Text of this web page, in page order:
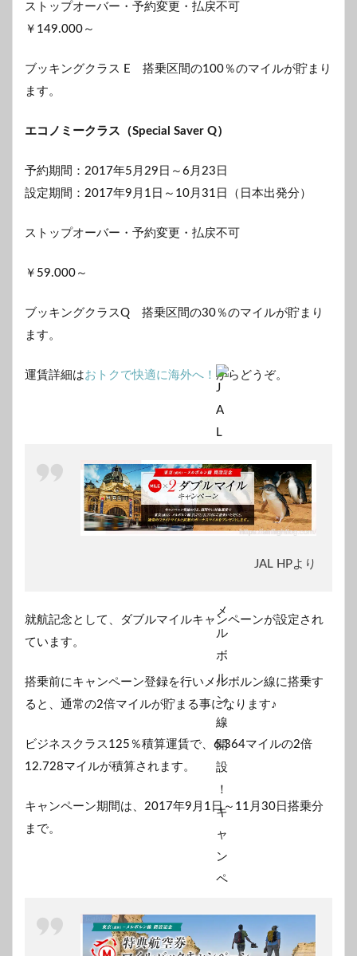
ストップオーバー・予約変更・払戻不可
￥149.000～
ブッキングクラス E 搭乗区間の100％のマイルが貯まり
ます。
エコノミークラス（Special Saver Q）
予約期間：2017年5月29日～6月23日
設定期間：2017年9月1日～10月31日（日本出発分）
ストップオーバー・予約変更・払戻不可
￥59.000～
ブッキングクラスQ 搭乗区間の30％のマイルが貯まり
ます。
運賃詳細はおトクで快適に海外へ！ からどうぞ。
JAL HPより
就航記念として、ダブルマイルキャンペーンが設定され
ています。
搭乗前にキャンペーン登録を行いメルボルン線に搭乗す
ると、通常の2倍マイルが貯まる事になります♪
ビジネスクラス125％積算運賃で、6.364マイルの2倍
12.728マイルが積算されます。
キャンペーン期間は、2017年9月1日～11月30日搭乗分
まで。